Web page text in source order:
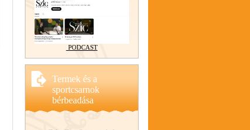
PODCAST
Termek és a
sportcsarnok
bérbeadása